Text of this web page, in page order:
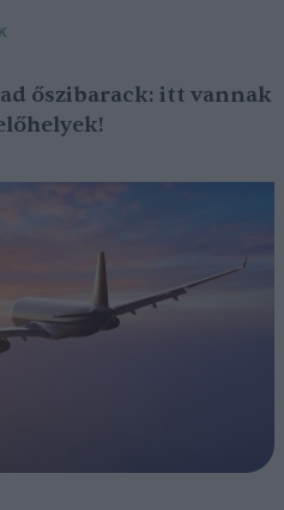
őszibarack: itt vannak